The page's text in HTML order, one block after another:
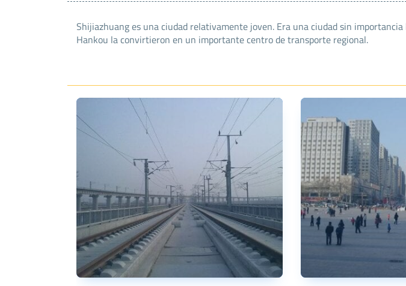
Shijiazhuang es una ciudad relativamente joven. Era una ciudad sin
Hankou la convirtieron en un importante centro de transporte regional.